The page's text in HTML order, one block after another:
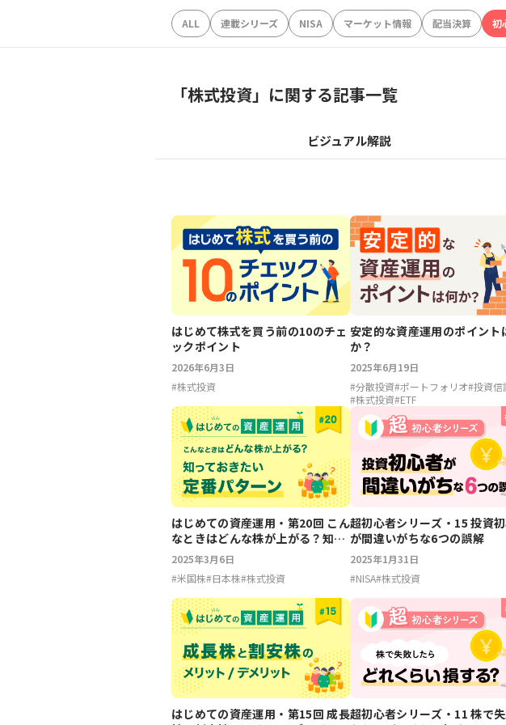
ALL 連載シリーズ NISA マーケット情報 配当決算 初
「株式投資」に関する記事一覧
ビジュアル解説
はじめて株式を買う前の10のチェ
ックポイント
2026年6月3日
#株式投資
安定的な資産運用のポイント
か？
2025年6月19日
#分散投資#ポートフォリオ#投資信
#株式投資#ETF
はじめての資産運用・第20回 こん
なときはどんな株が上がる？知っ
ておきたい定番パターン
2025年3月6日
#米国株#日本株#株式投資
超初心者シリーズ・15 投資
が間違いがちな6つの誤解
2025年1月31日
#NISA#株式投資
はじめての資産運用・第15回 成長超初心者シリーズ・11 株で